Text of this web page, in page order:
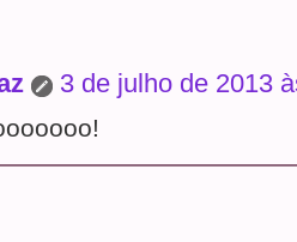
3 de julho de 2013